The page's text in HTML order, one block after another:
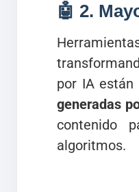
🤖 2.
por IA están
generadas
contenido
algoritmos.